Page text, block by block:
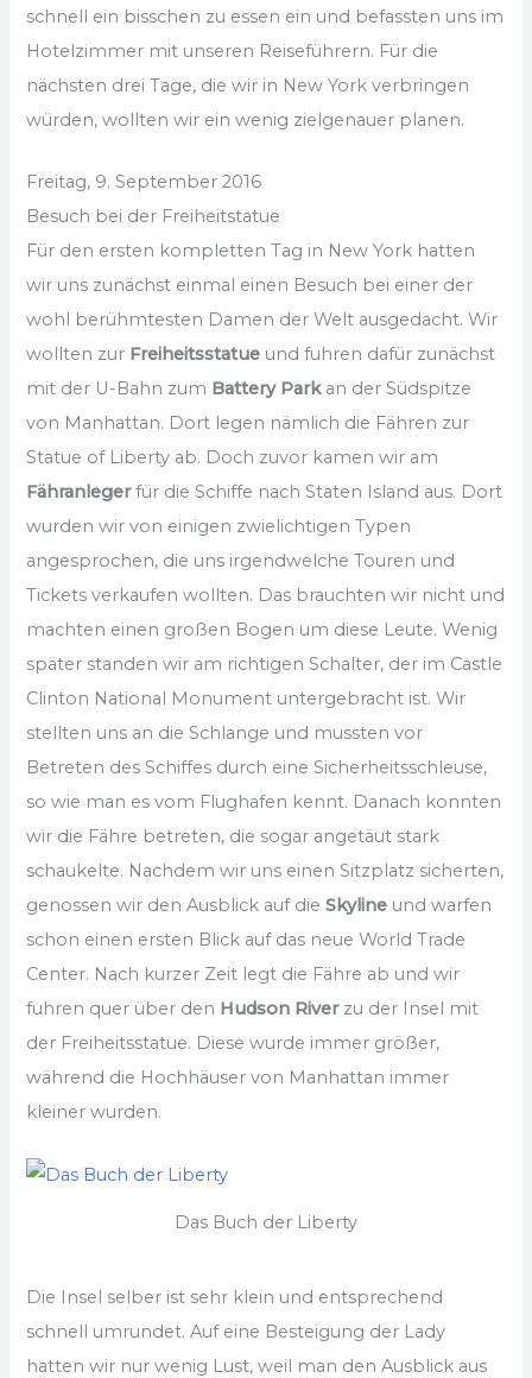
schnell ein bisschen zu essen ein und befassten uns im
Hotelzimmer mit unseren Reiseführern. Für die
nächsten drei Tage, die wir in New York verbringen
würden, wollten wir ein wenig zielgenauer planen.
Freitag, 9. September 2016
Besuch bei der Freiheitstatue
Für den ersten kompletten Tag in New York hatten
wir uns zunächst einmal einen Besuch bei einer der
wohl berühmtesten Damen der Welt ausgedacht. Wir
wollten zur Freiheitsstatue und fuhren dafür zunächst
mit der U-Bahn zum Battery Parkan der Südspitze
von Manhattan. Dort legen nämlich die Fähren zur
Statue of Liberty ab. Doch zuvor kamen wir am
Fähranlegerfür die Schiffe nach Staten Island aus. Dort
wurden wir von einigen zwielichtigen Typen
angesprochen, die uns irgendwelche Touren und
Tickets verkaufen wollten. Das brauchten wir nicht und
machten einen großen Bogen um diese Leute. Wenig
später standen wir am richtigen Schalter, der im Castle
Clinton National Monument untergebracht ist. Wir
stellten uns an die Schlange und mussten vor
Betreten des Schiffes durch eine Sicherheitsschleuse,
so wie man es vom Flughafen kennt. Danach konnten
wir die Fähre betreten, die sogar angetäut stark
schaukelte. Nachdem wir uns einen Sitzplatz sicherten,
genossen wir den Ausblick auf dieSkyline und warfen
schon einen ersten Blick auf das neue World Trade
Center. Nach kurzer Zeit legt die Fähre ab und wir
fuhren quer über den Hudson Riverzu der Insel mit
der Freiheitsstatue. Diese wurde immer größer,
während die Hochhäuser von Manhattan immer
kleiner wurden.
Das Buch der Liberty
Die Insel selber ist sehr klein und entsprechend
schnell umrundet. Auf eine Besteigung der Lady
hatten wir nur wenig Lust, weil man den Ausblick aus